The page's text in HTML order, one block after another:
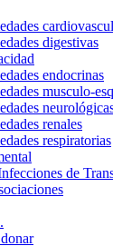
digestivas
endocrinas
musculo-
renales
respiratorias
de